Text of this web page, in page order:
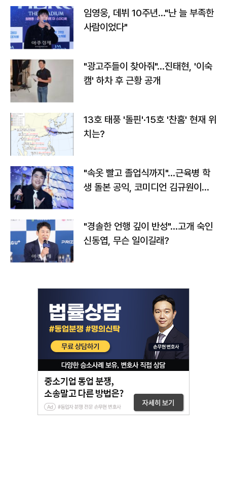
임영웅, 데뷔 10주년…"난 늘 부족한
사람이었다"
"광고주들이 찾아줘"…진태현, '이숙
캠' 하차 후 근황 공개
13호 태풍 '돌핀'·15호 '찬홈' 현재 위
치는?
"속옷 빨고 졸업식까지"…근육병 학
생 돌본 공익, 코미디언 김규원이었
"경솔한 언행 깊이 반성"…고개 숙인
신동엽, 무슨 일이길래?